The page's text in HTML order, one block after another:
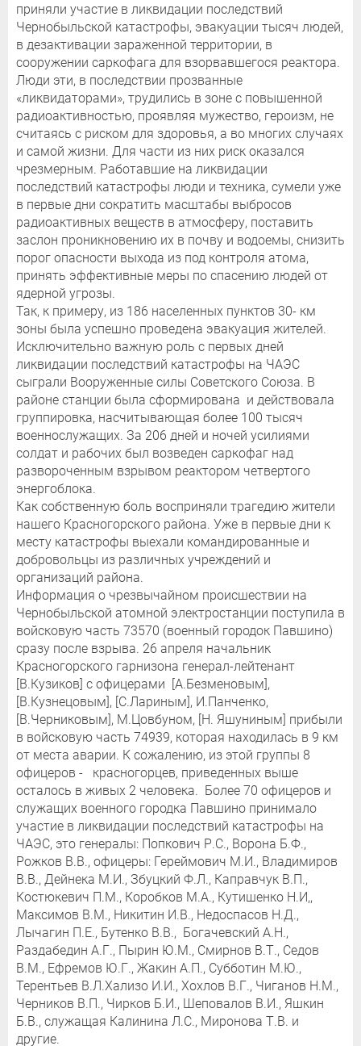
приняли участие в ликвидации последствий
Чернобыльской катастрофы, эвакуации тысяч людей,
в дезактивации зараженной территории, в
сооружении саркофага для взорвавшегося реактора.
Люди эти, в последствии прозванные
«ликвидаторами», трудились в зоне с повышенной
радиоактивностью, проявляя мужество, героизм, не
считаясь с риском для здоровья, а во многих случаях
и самой жизни. Для части из них риск оказался
чрезмерным. Работавшие на ликвидации
последствий катастрофы люди и техника, сумели уже
в первые дни сократить масштабы выбросов
радиоактивных веществ в атмосферу, поставить
заслон проникновению их в почву и водоемы, снизить
порог опасности выхода из под контроля атома,
принять эффективные меры по спасению людей от
ядерной угрозы.
Так, к примеру, из 186 населенных пунктов 30- км
зоны была успешно проведена эвакуация жителей.
Исключительно важную роль с первых дней
ликвидации последствий катастрофы на ЧАЭС
сыграли Вооруженные силы Советского Союза. В
районе станции была сформирована и действовала
группировка, насчитывающая более 100 тысяч
военнослужащих. За 206 дней и ночей усилиями
солдат и рабочих был возведен саркофаг над
развороченным взрывом реактором четвертого
энергоблока.
Как собственную боль восприняли трагедию жители
нашего Красногорского района. Уже в первые дни к
месту катастрофы выехали командированные и
добровольцы из различных учреждений и
организаций района.
Информация о чрезвычайном происшествии на
Чернобыльской атомной электростанции поступила в
войсковую часть 73570 (военный городок Павшино)
сразу после взрыва. 26 апреля начальник
Красногорского гарнизона генерал-лейтенант
[В.Кузиков] с офицерами [А.Безменовым],
[В.Кузнецовым], [С.Лариным], И.Панченко,
[В.Черниковым], М.Цовбуном, [Н. Яшуниным] прибыли
в войсковую часть 74939, которая находилась в 9 км
от места аварии. К сожалению, из этой группы 8
офицеров - красногорцев, приведенных выше
осталось в живых 2 человека. Более 70 офицеров и
служащих военного городка Павшино принимало
участие в ликвидации последствий катастрофы на
ЧАЭС, это генералы: Попкович Р.С., Ворона Б.Ф.,
Рожков В.В., офицеры: Гереймович М.И., Владимиров
В.В., Дейнека М.И., Збуцкий Ф.Л., Каправчук В.П.,
Костюкевич П.М., Коробков М.А., Кутишенко Н.И,,
Максимов В.М., Никитин И.В., Недоспасов Н.Д.,
Лычагин П.Е., Бутенко В.В., Богачевский А.Н.,
Раздабедин А.Г., Пырин Ю.М., Смирнов В.Т., Седов
В.М., Ефремов Ю.Г., Жакин А.П., Субботин М.Ю.,
Терентьев В.Л.Хализо И.И., Хохлов В.Г., Чиганов Н.М.,
Черников В.П., Чирков Б.И., Шеповалов В.И., Яшкин
Б.В., служащая Калинина Л.С., Миронова Т.В. и
другие.